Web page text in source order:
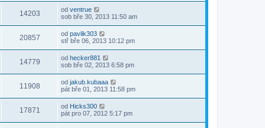
14203 od ventrue
sob bře 30, 2013 11:50 am
20857 od pavlik303
stř bře 06, 2013 10:12 pm
14779 od hecker881
sob bře 02, 2013 6:58 pm
11908 od jakub.kubaaa
pát bře 01, 2013 11:58 pm
17871 od Hicks300
pát pro 07, 2012 5:17 pm